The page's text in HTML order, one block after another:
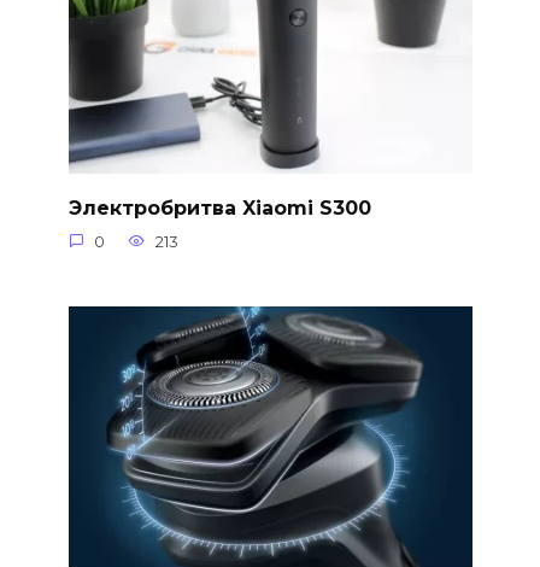
Электробритва Xiaomi S300
0 213